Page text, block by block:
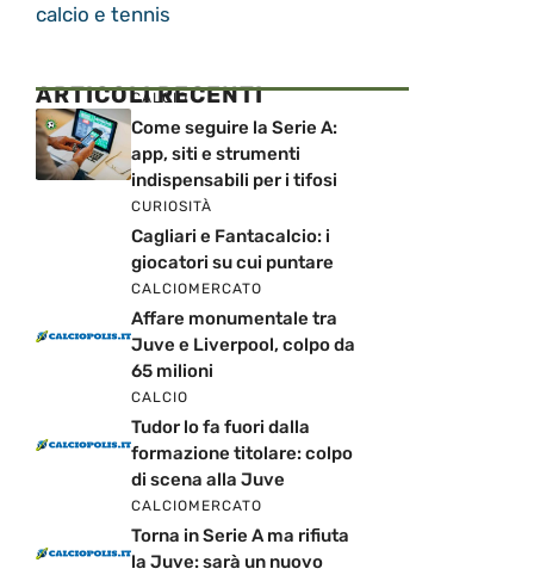
calcio e tennis
ARTICOLI RECENTI
CALCIO
Come seguire la Serie A:
app, siti e strumenti
indispensabili per i tifosi
CURIOSITÀ
Cagliari e Fantacalcio: i
giocatori su cui puntare
CALCIOMERCATO
Affare monumentale tra
Juve e Liverpool, colpo da
65 milioni
CALCIO
Tudor lo fa fuori dalla
formazione titolare: colpo
di scena alla Juve
CALCIOMERCATO
Torna in Serie A ma rifiuta
la Juve: sarà un nuovo